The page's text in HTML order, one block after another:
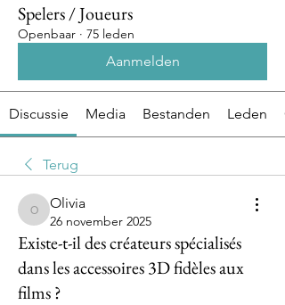
Spelers / Joueurs
Openbaar · 75 leden
Aanmelden
Discussie Media Bestanden Leden
Terug
Olivia
Olivia
26 november 2025
Existe-t-il des créateurs spécialisés
dans les accessoires 3D fidèles aux
films ?